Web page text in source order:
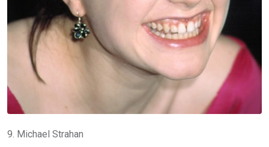
9. Michael Strahan